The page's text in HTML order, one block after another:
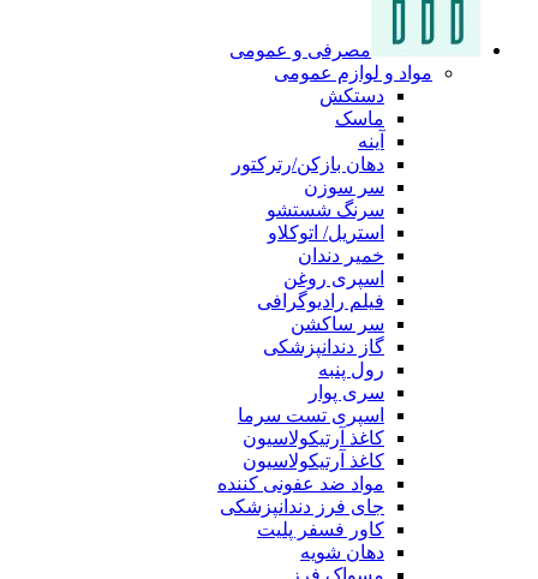
مصرفی و عمومی
مواد و لوازم عمومی
دستکش
ماسک
آینه
دهان بازکن/رترکتور
سر سوزن
سرنگ شستشو
استریل/ اتوکلاو
خمیر دندان
اسپری روغن
فیلم رادیوگرافی
سر ساکشن
گاز دندانپزشکی
رول پنبه
سری پوار
اسپری تست سرما
کاغذ آرتیکولاسیون
کاغذ آرتیکولاسیون
مواد ضد عفونی کننده
جای فرز دندانپزشکی
کاور فسفر پلیت
دهان شویه
مسواک فرز